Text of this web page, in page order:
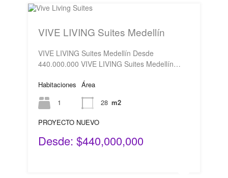
VIVE LIVING Suites Medellín
VIVE LIVING Suites Medellín Desde
440.000.000 VIVE LIVING Suites Medellín…
Habitaciones
1
Área
28 m2
PROYECTO NUEVO
Desde: $440,000,000